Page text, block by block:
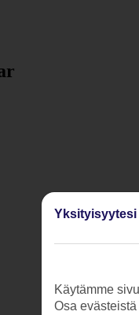
Yksityisyytesi
Käytämme
Osa